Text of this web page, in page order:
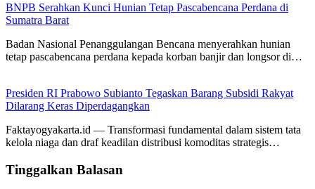
BNPB Serahkan Kunci Hunian Tetap Pascabencana Perdana di
Sumatra Barat
Badan Nasional Penanggulangan Bencana menyerahkan hunian
tetap pascabencana perdana kepada korban banjir dan longsor di…
Presiden RI Prabowo Subianto Tegaskan Barang Subsidi Rakyat
Dilarang Keras Diperdagangkan
Faktayogyakarta.id — Transformasi fundamental dalam sistem tata
kelola niaga dan draf keadilan distribusi komoditas strategis…
Tinggalkan Balasan